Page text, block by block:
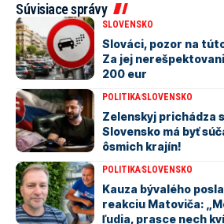
Súvisiace správy
SLOVENSKO
Slováci, pozor na
Za jej
200 eur
POLITIKASLOVENSKO
Zelenskyj prichádza
Slovensko má byť
ôsmich krajín!
POLITIKASLOVENSKO
Kauza bývalého
reakciu Matoviča:
ľudia, prasce nech